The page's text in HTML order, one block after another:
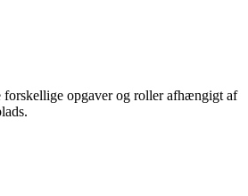
forskellige opgaver og roller afhængigt af